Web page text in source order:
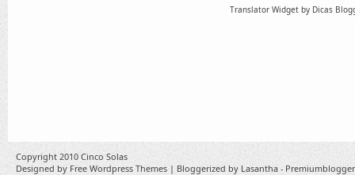
Translator Widget by Dicas
Copyright 2010 Cinco Solas
Designed by Free Wordpress Themes | Bloggerized by Lasantha -